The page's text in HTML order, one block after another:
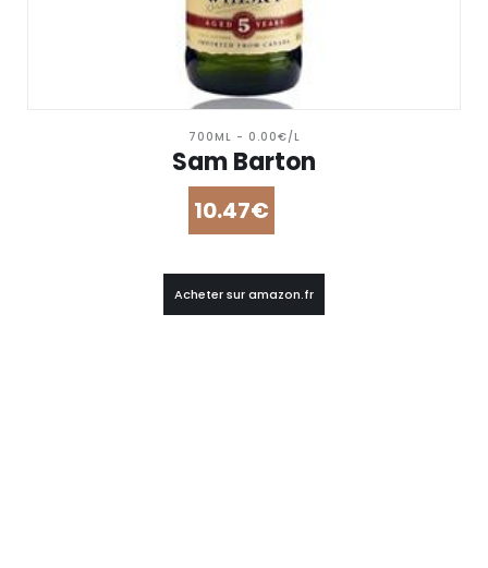
700ML - 0.00€/L
Sam Barton
10.47€
Acheter sur amazon.fr